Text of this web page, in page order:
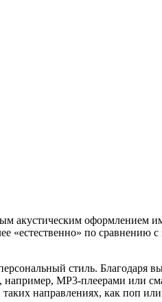
акустическим оформлением
«естественно» по сравнению
стиль. Благодаря
например, MP3-плеерами
направлениях, как поп